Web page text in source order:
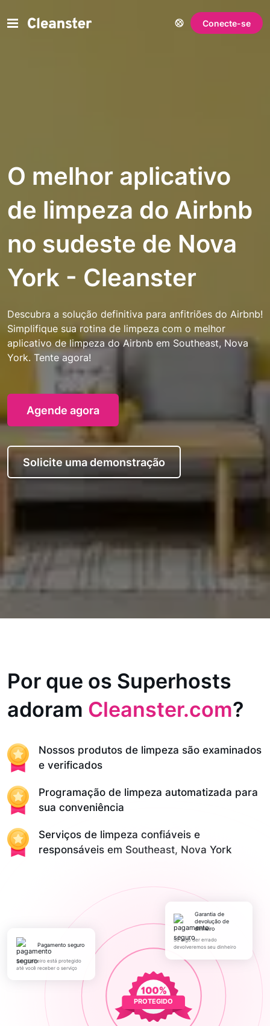
Conecte-se
O melhor aplicativo
de limpeza do Airbnb
no sudeste de Nova
York - Cleanster
Descubra a solução definitiva para anfitriões do Airbnb!
Simplifique sua rotina de limpeza com o melhor
aplicativo de limpeza do Airbnb em Southeast, Nova
York. Tente agora!
Agende agora
Solicite uma demonstração
Por que os Superhosts
adoram Cleanster.com?
Nossos produtos de limpeza são examinados
e verificados
Programação de limpeza automatizada para
sua conveniência
Serviços de limpeza confiáveis e
responsáveis em Southeast, Nova York
PROTEGIDO
pagamento seguro
Seu dinheiro está protegido
até você receber o serviço
Garantia de
devolução de
dinheiro
Se algo der errado
devolveremos seu dinheiro